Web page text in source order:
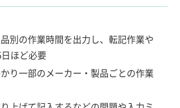
別の作業時間を出力し、転記作業や
ほど必要
り一部のメーカー・製品ごとの作業